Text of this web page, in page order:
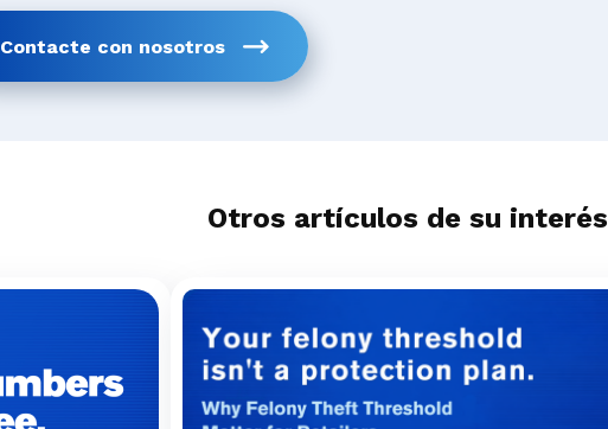
Contacte con nosotros
Otros artículos de su interés